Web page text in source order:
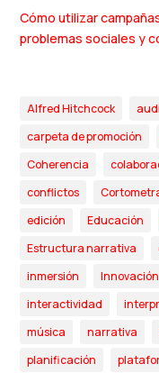
Cómo utilizar
problemas sociales y
Alfred Hitchcock
carpeta de promoción
Coherencia
conflictos
edición
Educación
Estructura narrativa
inmersión
Innovación
interactividad
música
narrativa
planificación